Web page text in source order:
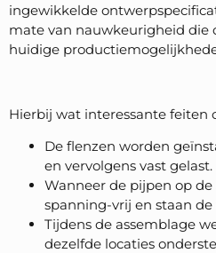
ingewikkelde
mate van nauwkeurigheid die
huidige
Hierbij wat interessante feiten
De flenzen worden
en vervolgens vast gelast.
Wanneer de pijpen op
spanning-vrij en staan
Tijdens de assemblage
dezelfde locaties